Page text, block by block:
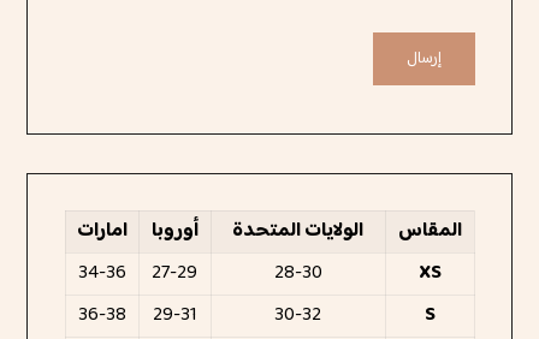
المقاس الولايات المتحدة أوروبا
امارات
XS
28-30
27-29
34-36
S
30-32
29-31
36-38